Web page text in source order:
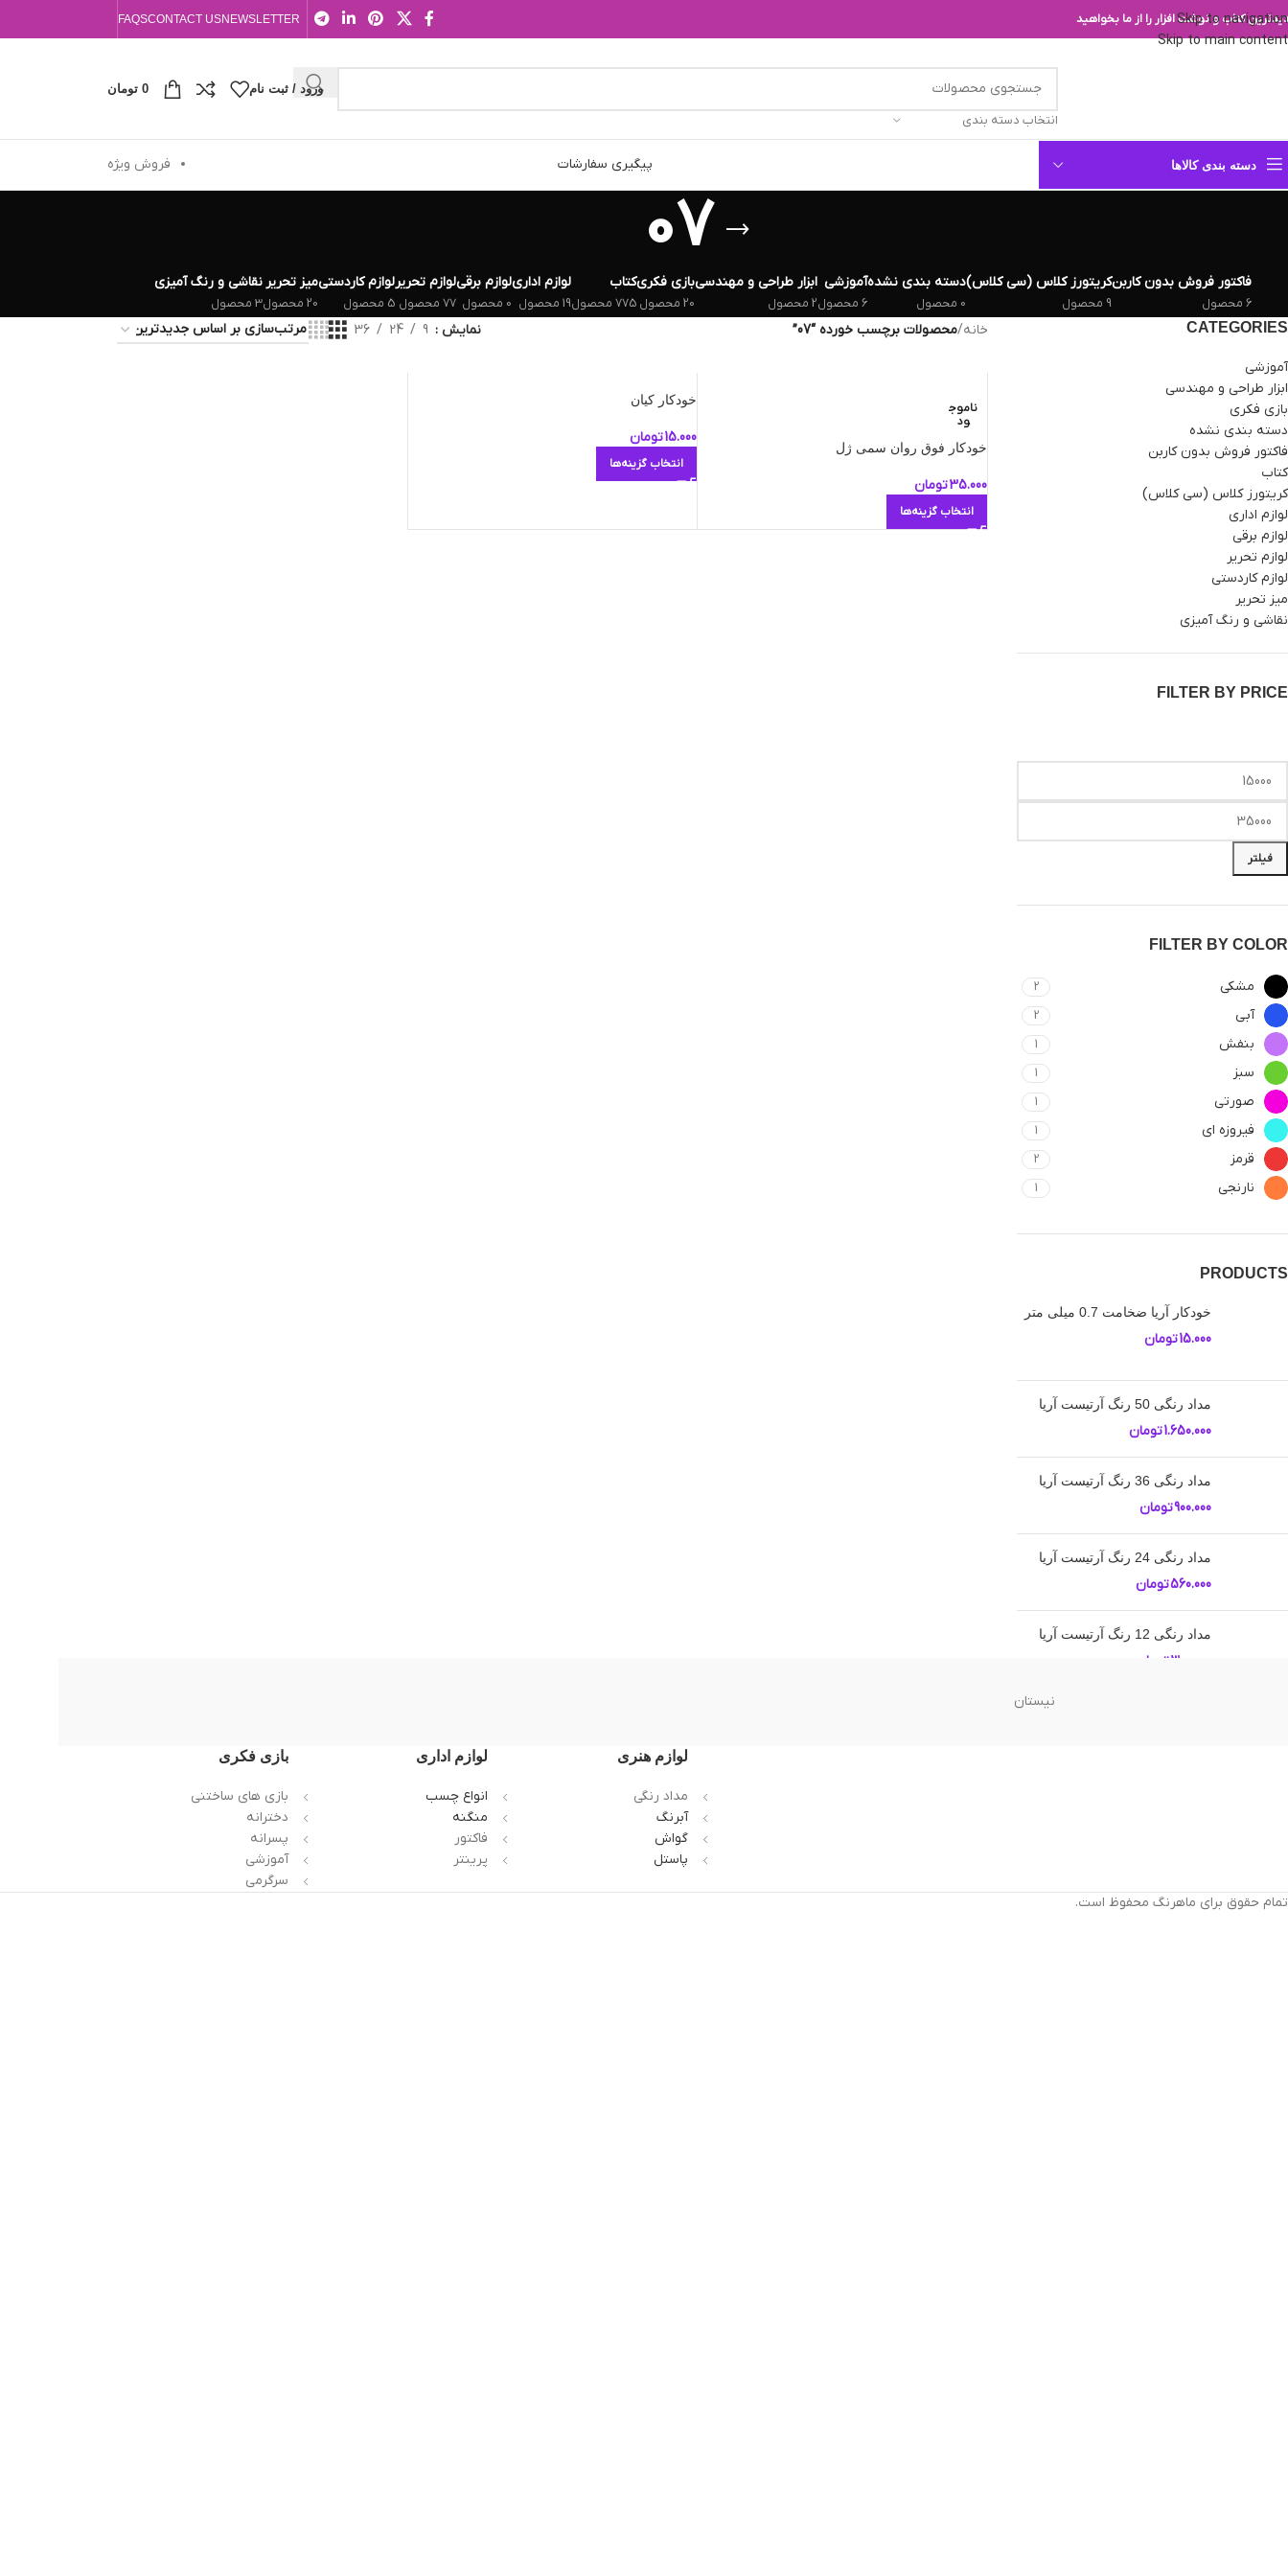
Skip to navigation
Skip to main content
کتاب و نوشت افزار را از ما بخواهید NEWSLETTER
CONTACT US
FAQS
انتخاب دسته بندی
ورود / ثبت نام 0 تومان
دسته بندی کالاها پیگیری سفارشات فروش ویژه
07
فاکتور فروش بدون کاربن
6 محصول
کریتورز کلاس (سی کلاس)
9 محصول
دسته بندی نشده
0 محصول
آموزشی
6 محصول
ابزار طراحی و مهندسی
2 محصول
بازی فکری
20 محصول
کتاب
775 محصول
لوازم اداری
19 محصول
لوازم برقی
0 محصول
لوازم تحریر
77 محصول
لوازم کاردستی
5 محصول
میز تحریر
20 محصول
نقاشی و رنگ آمیزی
3 محصول
CATEGORIES
آموزشی
ابزار طراحی و مهندسی
بازی فکری
دسته بندی نشده
فاکتور فروش بدون کاربن
کتاب
کریتورز کلاس (سی کلاس)
لوازم اداری
لوازم برقی
لوازم تحریر
لوازم کاردستی
میز تحریر
نقاشی و رنگ آمیزی
FILTER BY PRICE
فیلتر
FILTER BY COLOR
مشکی 2
آبی 2
بنفش 1
سبز 1
صورتی 1
فیروزه ای 1
قرمز 2
نارنجی 1
PRODUCTS
خودکار آریا ضخامت 0.7 میلی متر
15.000تومان
مداد رنگی 50 رنگ آرتیست آریا
1.650.000تومان
مداد رنگی 36 رنگ آرتیست آریا
900.000تومان
مداد رنگی 24 رنگ آرتیست آریا
560.000تومان
مداد رنگی 12 رنگ آرتیست آریا
300.000تومان
خانه/محصولات برچسب خورده “07” نمایش 9
24
36
ناموج
ود
خودکار فوق روان سمی ژل
35.000تومان
انتخاب گزینه‌ها
خودکار کیان
15.000تومان
انتخاب گزینه‌ها
نیستان
لوازم هنری
مداد رنگی
آبرنگ
گواش
پاستل
لوازم اداری
انواع چسب
منگنه
فاکتور
پرینتر
بازی فکری
بازی های ساختنی
دخترانه
پسرانه
آموزشی
سرگرمی
تمام حقوق برای ماهرنگ محفوظ است.